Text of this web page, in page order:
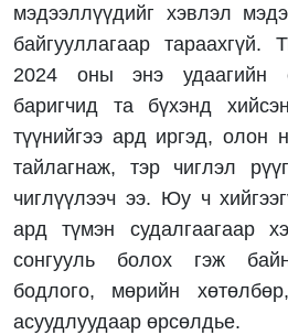
мэдээллүүдийг хэвлэл
байгууллагаар тараахгүй.
2024 оны энэ удаагийн
баригчид та бүхэнд
түүнийгээ ард иргэд, олон
тайлагнаж, тэр чиглэл
чиглүүлээч ээ. Юу ч
ард түмэн судалгаагаар
сонгууль болох гэж
бодлого, мөрийн
асуудлуудаар өрсөлдье.